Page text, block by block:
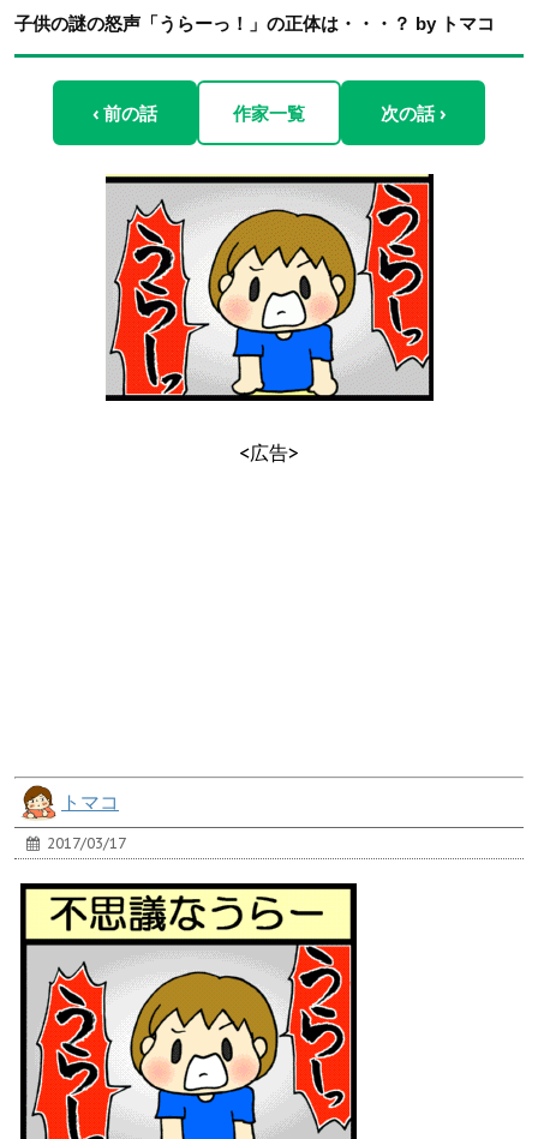
子供の謎の怒声「うらーっ！」の正体は・・・？ by トマコ
‹ 前の話 作家一覧 次の話 ›
<広告>
トマコ
2017/03/17